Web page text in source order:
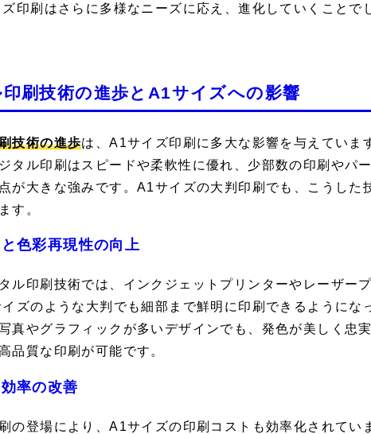
印刷はさらに多様なニーズに応え、進化していくことで
刷技術の進歩とA1サイズへの影響
技術の進歩は、A1サイズ印刷に多大な影響を与えていま
タル印刷はスピードや柔軟性に優れ、少部数の印刷やパ
が大きな強みです。A1サイズの大判印刷でも、こうした
す。
色彩再現性の向上
ル印刷技術では、インクジェットプリンターやレーザー
イズのような大判でも細部まで鮮明に印刷できるようにな
真やグラフィックが多いデザインでも、発色が美しく忠
品質な印刷が可能です。
率の改善
の登場により、A1サイズの印刷コストも効率化されてい